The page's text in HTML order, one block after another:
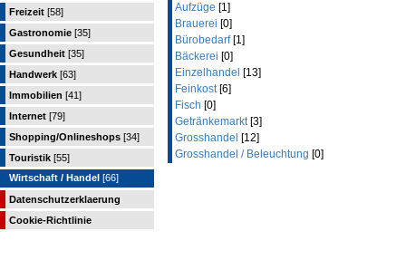
Freizeit [58]
Gastronomie [35]
Gesundheit [35]
Handwerk [63]
Immobilien [41]
Internet [79]
Shopping/Onlineshops [34]
Touristik [55]
Wirtschaft / Handel [66]
Datenschutzerklaerung
Cookie-Richtlinie
Aufzüge [1]
Brauerei [0]
Bürobedarf[1]
Bäckerei [0]
Einzelhandel [13]
Feinkost[6]
Fisch [0]
Getränkemarkt[3]
Grosshandel [12]
Grosshandel / Beleuchtung [0]